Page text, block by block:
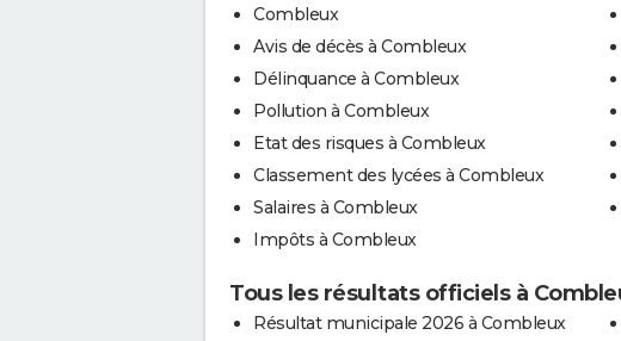
Combleux
Avis de décès à Combleux
Délinquance à Combleux
Pollution à Combleux
Etat des risques à Combleux
Classement des lycées à Combleux
Salaires à Combleux
Impôts à Combleux
Tous les résultats officiels à
Résultat municipale 2026 à Combleux